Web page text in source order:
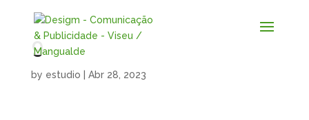
9
by estudio Abr 28, 2023